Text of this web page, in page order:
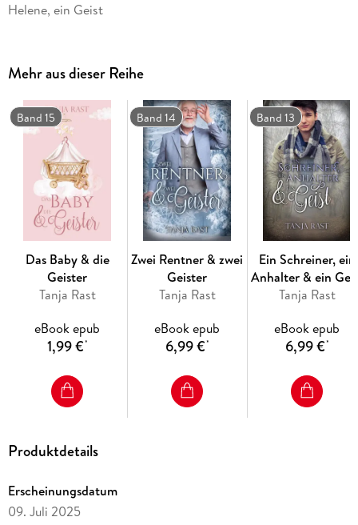
Helene, ein Geist
Eine Hochzeit & kein Geist
Jarl und Raphael heiraten!
Wie eine Plaudertasche die Wassermühle rettet!
Mehr aus dieser Reihe
Band 15
Das Baby & die
Geister
Tanja Rast
eBook epub
1,99 €*
Band 14
Zwei Rentner & zwei
Geister
Tanja Rast
eBook epub
6,99 €*
Band 13
Ein Schreiner, ein
Anhalter & ein
Tanja Rast
eBook epub
6,99 €*
Produktdetails
Erscheinungsdatum
09. Juli 2025